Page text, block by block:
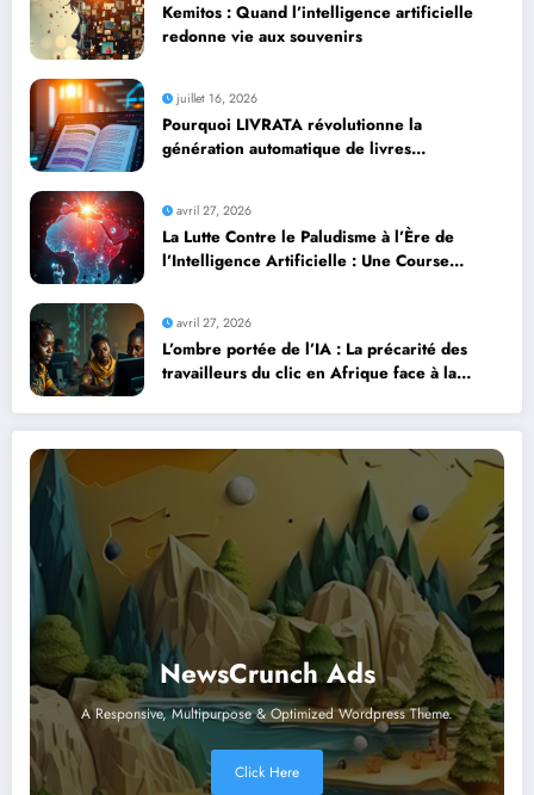
Kemitos : Quand l’intelligence artificielle
redonne vie aux souvenirs
juillet 16, 2026
Pourquoi LIVRATA révolutionne la
génération automatique de livres
avril 27, 2026
La Lutte Contre le Paludisme à l’Ère de
l’Intelligence Artificielle : Une Course
avril 27, 2026
L’ombre portée de l’IA : La précarité des
travailleurs du clic en Afrique face à la
NewsCrunch Ads
A Responsive, Multipurpose & Optimized Wordpress Theme.
Click Here